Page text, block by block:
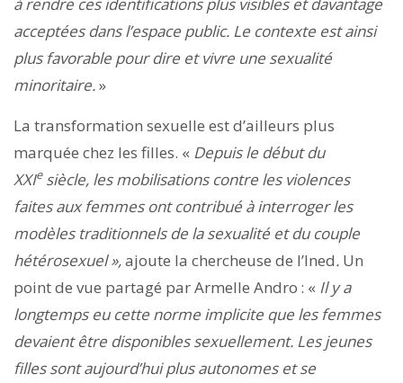
acceptées dans l’espace public. Le contexte est ainsi
plus favorable pour dire et vivre une sexualité
minoritaire.»
La transformation sexuelle est d’ailleurs plus
marquée chez les filles. « Depuis le début du
XXIesiècle, les mobilisations contre les violences
faites aux femmes ont contribué à interroger les
modèles traditionnels de la sexualité et du couple
hétérosexuel »,ajoute la chercheuse de l’Ined. Un
point de vue partagé par Armelle Andro : « Il y a
longtemps eu cette norme implicite que les femmes
devaient être disponibles sexuellement. Les jeunes
filles sont aujourd’hui plus autonomes et se